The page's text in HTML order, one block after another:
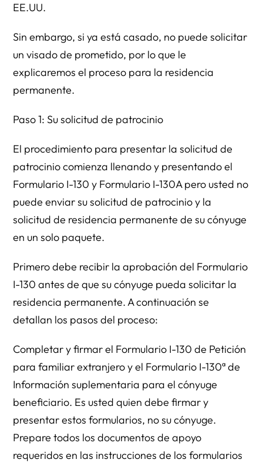
EE.UU.
Sin embargo, si ya está casado, no puede solicitar
un visado de prometido, por lo que le
explicaremos el proceso para la residencia
permanente.
Paso 1: Su solicitud de patrocinio
El procedimiento para presentar la solicitud de
patrocinio comienza llenando y presentando el
Formulario I-130 y Formulario I-130A pero usted no
puede enviar su solicitud de patrocinio y la
solicitud de residencia permanente de su cónyuge
en un solo paquete.
Primero debe recibir la aprobación del Formulario
I-130 antes de que su cónyuge pueda solicitar la
residencia permanente. A continuación se
detallan los pasos del proceso:
Completar y firmar el Formulario I-130 de Petición
para familiar extranjero y el Formulario I-130ª de
Información suplementaria para el cónyuge
beneficiario. Es usted quien debe firmar y
presentar estos formularios, no su cónyuge.
Prepare todos los documentos de apoyo
requeridos en las instrucciones de los formularios